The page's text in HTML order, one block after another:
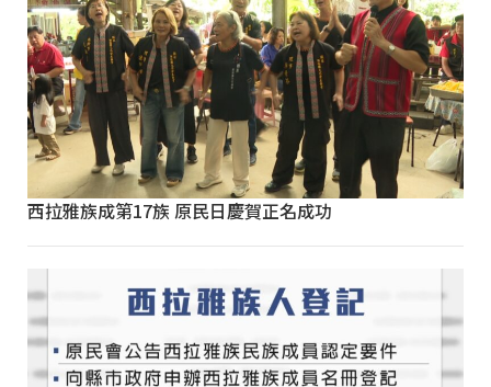
西拉雅族成第17族 原民日慶賀正名成功